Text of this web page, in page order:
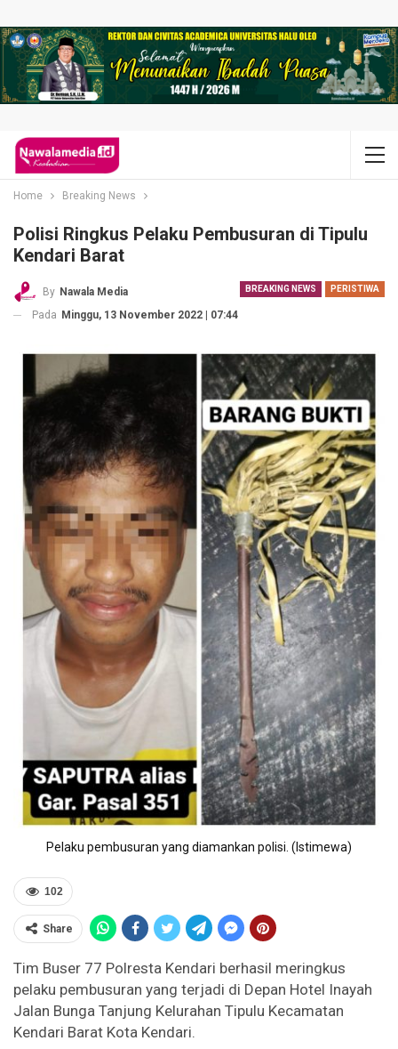
Home Breaking News
Polisi Ringkus Pelaku Pembusuran di Tipulu
Kendari Barat
BREAKING NEWS PERISTIWA
By Nawala Media
Pada Minggu, 13 November 2022 | 07:44
Pelaku pembusuran yang diamankan polisi. (Istimewa)
102
Share
Tim Buser 77 Polresta Kendari berhasil meringkus
pelaku pembusuran yang terjadi di Depan Hotel Inayah
Jalan Bunga Tanjung Kelurahan Tipulu Kecamatan
Kendari Barat Kota Kendari.